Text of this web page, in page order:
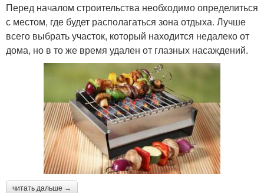
Перед началом строительства необходимо определиться
с местом, где будет располагаться зона отдыха. Лучше
всего выбрать участок, который находится недалеко от
дома, но в то же время удален от глазных насаждений.
читать дальше →